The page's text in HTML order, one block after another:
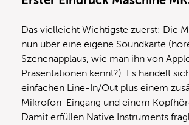
Das vielleicht Wichtigste zuerst: Die
nun über eine eigene Soundkarte
Szenenapplaus, wie man ihn von
Präsentationen kennt?). Es handelt
einfachen Line-In/Out plus einem
Mikrofon-Eingang und einem
Damit erfüllen Native Instruments